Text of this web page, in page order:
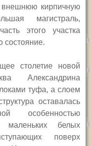
кирпичную
магистраль,
этого участка
состояние.
столетие новой
Александрина
туфа, а слоем
оставалась
особенностью
маленьких белых
поверх